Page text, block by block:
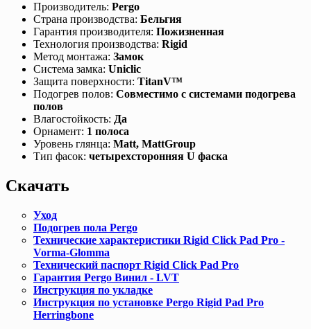
Производитель: Pergo
Страна производства: Бельгия
Гарантия производителя: Пожизненная
Технология производства: Rigid
Метод монтажа: Замок
Система замка: Uniclic
Защита поверхности: TitanV™
Подогрев полов: Совместимо с системами подогрева
полов
Влагостойкость: Да
Орнамент: 1 полоса
Уровень глянца: Matt, MattGroup
Тип фасок: четырехсторонняя U фаска
Скачать
Уход
Подогрев пола Pergo
Технические характеристики Rigid Click Pad Pro -
Vorma-Glomma
Технический паспорт Rigid Click Pad Pro
Гарантия Pergo Винил - LVT
Инструкция по укладке
Инструкция по установке Pergo Rigid Pad Pro
Herringbone